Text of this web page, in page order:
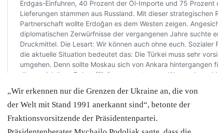
„Wir erkennen nur die Grenzen der Ukraine an, die von
der Welt mit Stand 1991 anerkannt sind“, betonte der
Fraktionsvorsitzende der Präsidentenpartei.